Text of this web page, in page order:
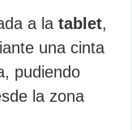
a la tablet,
una cinta
pudiendo
la zona